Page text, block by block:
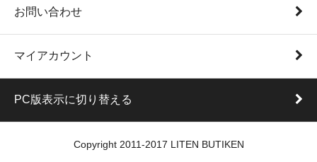
お問い合わせ
マイアカウント
PC版表示に切り替える
Copyright 2011-2017 LITEN BUTIKEN